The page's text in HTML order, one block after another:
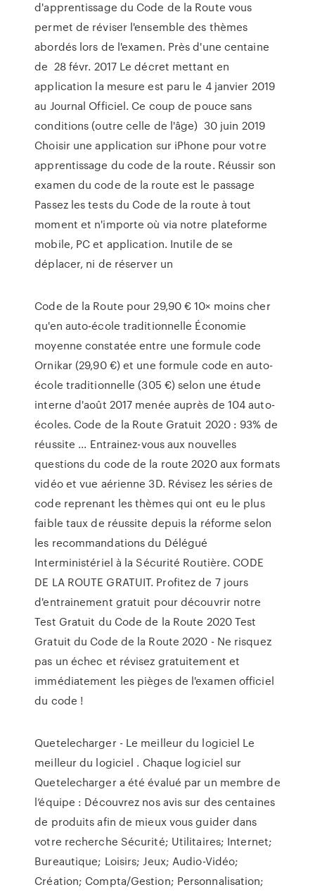
d'apprentissage du Code de la Route vous
permet de réviser l'ensemble des thèmes
abordés lors de l'examen. Près d'une centaine
de 28 févr. 2017 Le décret mettant en
application la mesure est paru le 4 janvier 2019
au Journal Officiel. Ce coup de pouce sans
conditions (outre celle de l'âge) 30 juin 2019
Choisir une application sur iPhone pour votre
apprentissage du code de la route. Réussir son
examen du code de la route est le passage
Passez les tests du Code de la route à tout
moment et n'importe où via notre plateforme
mobile, PC et application. Inutile de se
déplacer, ni de réserver un
Code de la Route pour 29,90 € 10× moins cher
qu'en auto-école traditionnelle Économie
moyenne constatée entre une formule code
Ornikar (29,90 €) et une formule code en auto-
école traditionnelle (305 €) selon une étude
interne d'août 2017 menée auprès de 104 auto-
écoles. Code de la Route Gratuit 2020 : 93% de
réussite ... Entrainez-vous aux nouvelles
questions du code de la route 2020 aux formats
vidéo et vue aérienne 3D. Révisez les séries de
code reprenant les thèmes qui ont eu le plus
faible taux de réussite depuis la réforme selon
les recommandations du Délégué
Interministériel à la Sécurité Routière. CODE
DE LA ROUTE GRATUIT. Profitez de 7 jours
d'entrainement gratuit pour découvrir notre
Test Gratuit du Code de la Route 2020 Test
Gratuit du Code de la Route 2020 - Ne risquez
pas un échec et révisez gratuitement et
immédiatement les pièges de l'examen officiel
du code !
Quetelecharger - Le meilleur du logiciel Le
meilleur du logiciel . Chaque logiciel sur
Quetelecharger a été évalué par un membre de
l’équipe : Découvrez nos avis sur des centaines
de produits afin de mieux vous guider dans
votre recherche Sécurité; Utilitaires; Internet;
Bureautique; Loisirs; Jeux; Audio-Vidéo;
Création; Compta/Gestion; Personnalisation;